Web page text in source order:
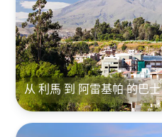
从 利馬 到 阿雷基帕 的巴士